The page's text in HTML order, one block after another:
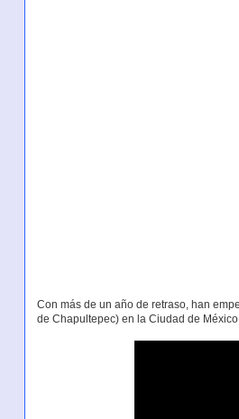
Con más de un año de retraso, han
de Chapultepec) en la Ciudad de